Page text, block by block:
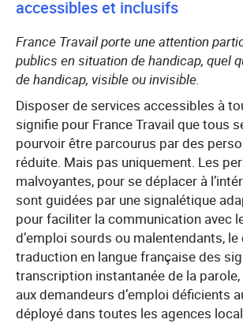
accessibles et inclusifs
France Travail porte une attention
publics en situation de handicap, quel
de handicap, visible ou invisible.
Disposer de services accessibles à
signifie pour France Travail que tous
pourvoir être parcourus par des
réduite. Mais pas uniquement. Les
malvoyantes, pour se déplacer à
sont guidées par une signalétique
pour faciliter la communication avec
d’emploi sourds ou malentendants,
traduction en langue française des
transcription instantanée de la parole,
aux demandeurs d’emploi déficients
déployé dans toutes les agences